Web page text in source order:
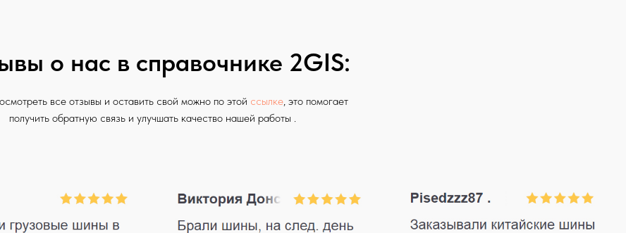
о нас в справочнике 2GIS:
все отзывы и оставить свой можно по этой ссылке, это помогает
получить обратную связь и улучшать качество нашей работы .